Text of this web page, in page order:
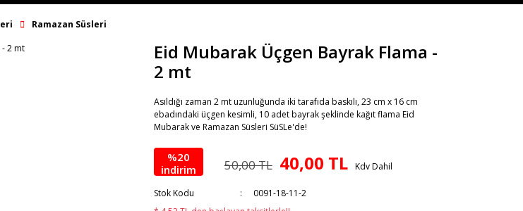
Ramazan Süsleri
Eid Mubarak Üçgen Bayrak Flama -
2 mt
Asıldığı zaman 2 mt uzunluğunda iki tarafıda baskılı, 23 cm x 16 cm
ebadındaki üçgen kesimli, 10 adet bayrak şeklinde kağıt flama Eid
Mubarak ve Ramazan Süsleri SüSLe'de!
%20
indirim
50,00 TL 40,00 TL Kdv Dahil
Stok Kodu
0091-18-11-2